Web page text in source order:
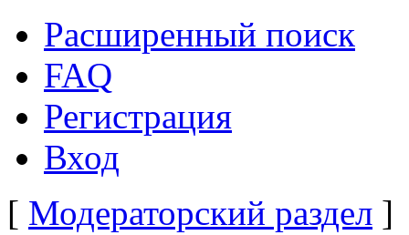
Расширенный поиск
FAQ
Регистрация
Вход
[ Модераторский раздел ]